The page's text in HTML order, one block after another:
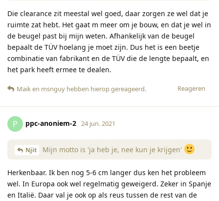
Die clearance zit meestal wel goed, daar zorgen ze wel dat je
ruimte zat hebt. Het gaat m meer om je bouw, en dat je wel in
de beugel past bij mijn weten. Afhankelijk van de beugel
bepaalt de TÜV hoelang je moet zijn. Dus het is een beetje
combinatie van fabrikant en de TÜV die de lengte bepaalt, en
het park heeft ermee te dealen.
Reageren
Maiken msnguy hebben hierop gereageerd.
P ppc-anoniem-2 24 jun. 2021
Njit Mijn motto is 'ja heb je, nee kun je krijgen'
Herkenbaar. Ik ben nog 5-6 cm langer dus ken het probleem
wel. In Europa ook wel regelmatig geweigerd. Zeker in Spanje
en Italië. Daar val je ook op als reus tussen de rest van de